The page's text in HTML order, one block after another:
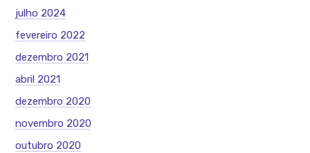
julho 2024
fevereiro 2022
dezembro 2021
abril 2021
dezembro 2020
novembro 2020
outubro 2020